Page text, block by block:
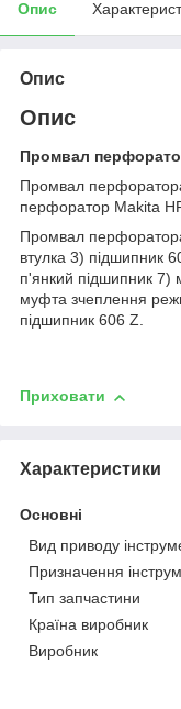
Опис
Опис
Опис
Промвал
Промвал
перфоратор Makita
Промвал
втулка 3) підшипник
п'янкий підшипник
муфта зчеплення
підшипник 606 Z.
Приховати
Характеристики
Основні
Вид приводу
Призначення
Тип запчастини
Країна виробник
Виробник